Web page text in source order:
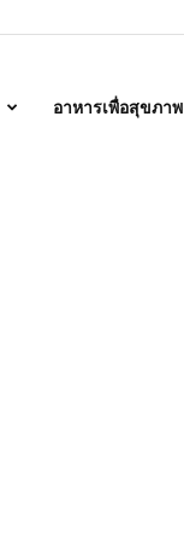
อาหารเพื่อสุขภาพ